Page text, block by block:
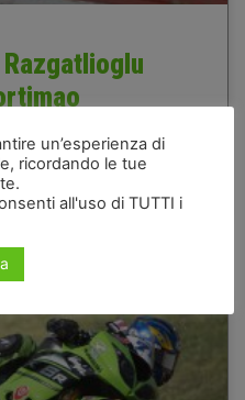
un’esperienza di
ricordando le tue
all'uso di TUTTI i